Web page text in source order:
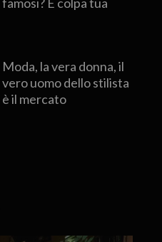
Moda, la vera donna, il
vero uomo dello stilista
è il mercato